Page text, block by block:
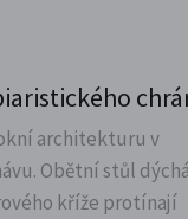
architekturu v
Obětní stůl dýchá
kříže protínají